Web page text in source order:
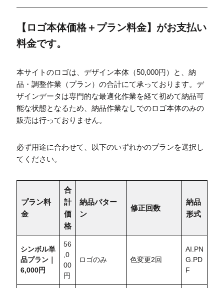
【ロゴ本体価格＋プラン料金】がお支払い
料金です。
本サイトのロゴは、デザイン本体（50,000円）と、納
品・調整作業（プラン）の合計にて承っております。デ
ザインデータは専門的な最適化作業を経て初めて納品可
能な状態となるため、納品作業なしでのロゴ本体のみの
販売は行っておりません。
必ず用途に合わせて、以下のいずれかのプランを選択し
てください。
プラン料
金
合
計
価
格
納品パター
ン
修正回数
納品
形式
シンボル単
品プラン｜
6,000円
56
,0
00
円
ロゴのみ 色変更2回
AI.PN
G.PD
F